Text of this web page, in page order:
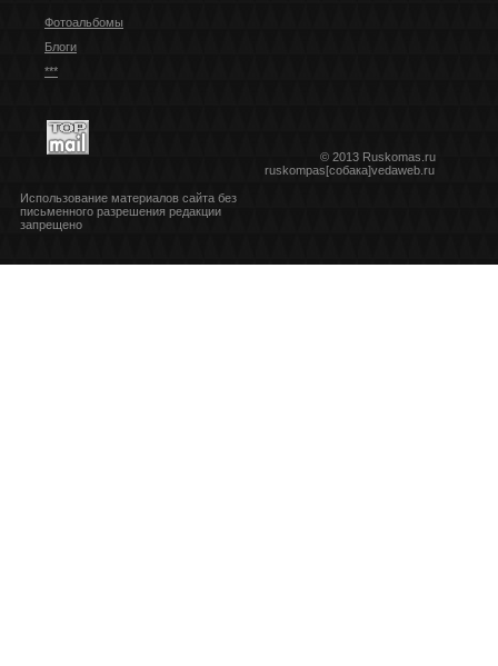
Фотоальбомы
Блоги
***
© 2013 Ruskomas.ru
ruskompas[собака]vedaweb.ru
Использование материалов сайта без
письменного разрешения редакции
запрещено